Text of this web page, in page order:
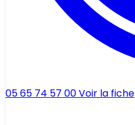
05 65 74 57 00Voir la fiche